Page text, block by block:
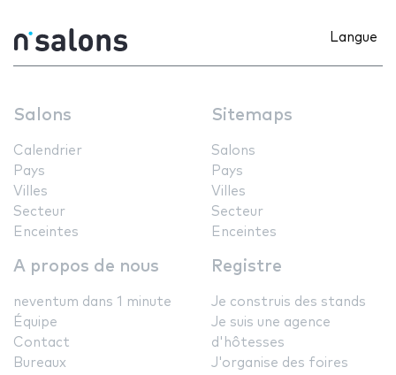
Langue
Salons
Calendrier
Pays
Villes
Secteur
Enceintes
Sitemaps
Salons
Pays
Villes
Secteur
Enceintes
A propos de nous
neventum dans 1 minute
Équipe
Contact
Bureaux
Registre
Je construis des stands
Je suis une agence
d'hôtesses
J'organise des foires